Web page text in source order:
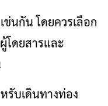
นกัน โดยควรเลือก
โดยสารและ
รับเดินทางท่อง